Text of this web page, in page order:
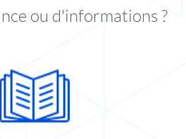
ou d'informations ?